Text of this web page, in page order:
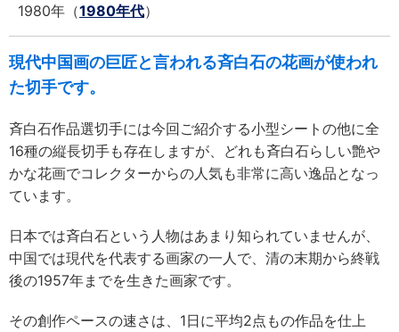
1980年（1980年代）
現代中国画の巨匠と言われる斉白石の花画が使われ
た切手です。
斉白石作品選切手には今回ご紹介する小型シートの他に全
16種の縦長切手も存在しますが、どれも斉白石らしい艶や
かな花画でコレクターからの人気も非常に高い逸品となっ
ています。
日本では斉白石という人物はあまり知られていませんが、
中国では現代を代表する画家の一人で、清の末期から終戦
後の1957年までを生きた画家です。
その創作ペースの速さは、1日に平均2点もの作品を仕上